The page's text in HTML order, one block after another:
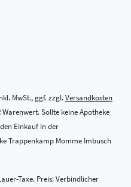
MwSt., ggf. zzgl.Versandkosten
Warenwert. Sollte keine Apotheke
Einkauf in der
Trappenkamp Momme Imbusch
Taxe. Preis: Verbindlicher